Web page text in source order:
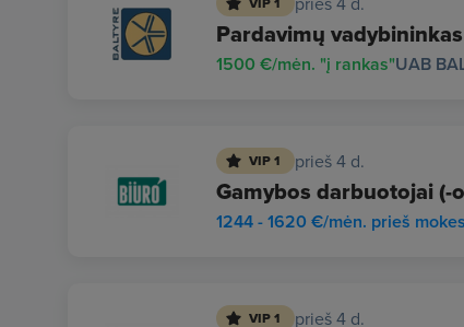
Pardavimų
UAB
1500 €/mėn. "į rankas"
VIP 1 prieš 4 d.
Gamybos darbuotojai (-
1244 - 1620 €/mėn. prieš
VIP 1 prieš 4 d.